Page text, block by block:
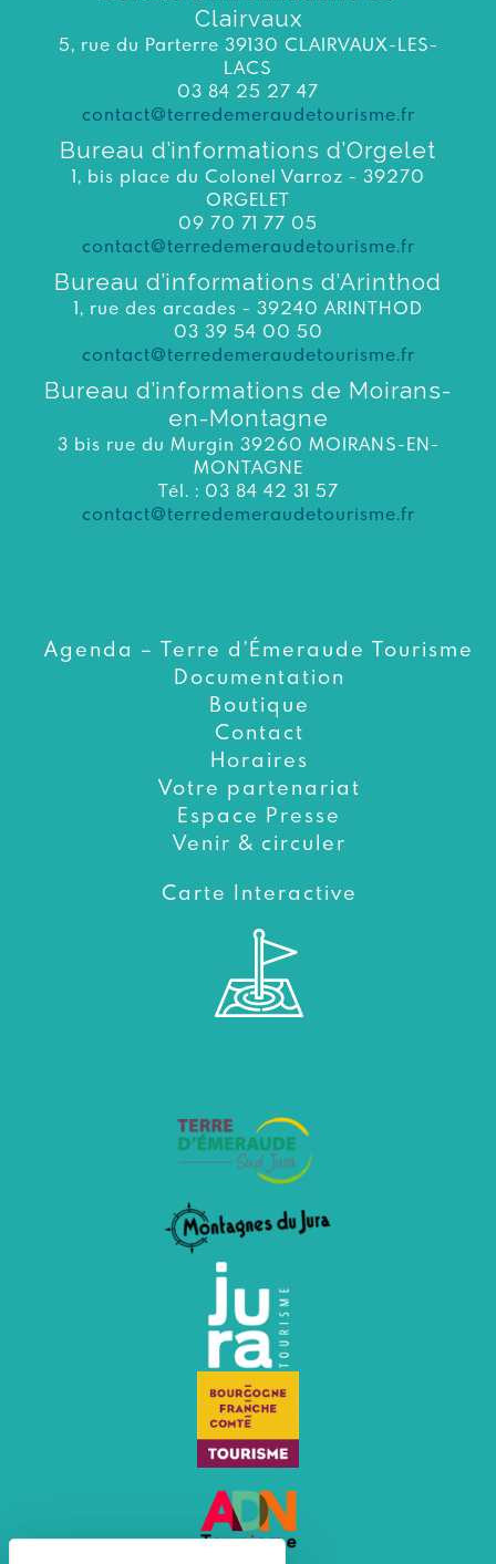
Clairvaux
5, rue du Parterre 39130 CLAIRVAUX-LES-
LACS
03 84 25 27 47
contact@terredemeraudetourisme.fr
Bureau d’informations d’Orgelet
1, bis place du Colonel Varroz - 39270
ORGELET
09 70 71 77 05
contact@terredemeraudetourisme.fr
Bureau d’informations d’Arinthod
1, rue des arcades - 39240 ARINTHOD
03 39 54 00 50
contact@terredemeraudetourisme.fr
Bureau d’informations de Moirans-
en-Montagne
3 bis rue du Murgin 39260 MOIRANS-EN-
MONTAGNE
Tél. : 03 84 42 31 57
contact@terredemeraudetourisme.fr
Agenda – Terre d’Émeraude Tourisme
Documentation
Boutique
Contact
Horaires
Votre partenariat
Espace Presse
Venir & circuler
Carte Interactive